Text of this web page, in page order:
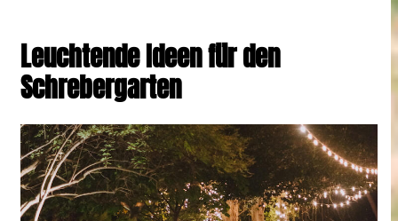
Leuchtende Ideen für den
Schrebergarten